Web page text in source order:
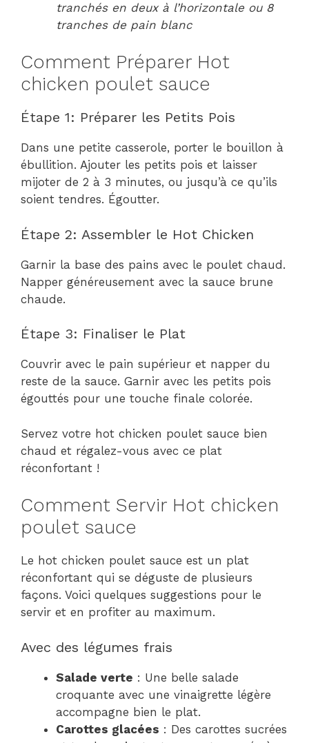
tranchés en deux à l’horizontale ou 8
tranches de pain blanc
Comment Préparer Hot
chicken poulet sauce
Étape 1: Préparer les Petits Pois
Dans une petite casserole, porter le bouillon à
ébullition. Ajouter les petits pois et laisser
mijoter de 2 à 3 minutes, ou jusqu’à ce qu’ils
soient tendres. Égoutter.
Étape 2: Assembler le Hot Chicken
Garnir la base des pains avec le poulet chaud.
Napper généreusement avec la sauce brune
chaude.
Étape 3: Finaliser le Plat
Couvrir avec le pain supérieur et napper du
reste de la sauce. Garnir avec les petits pois
égouttés pour une touche finale colorée.
Servez votre hot chicken poulet sauce bien
chaud et régalez-vous avec ce plat
réconfortant !
Comment Servir Hot chicken
poulet sauce
Le hot chicken poulet sauce est un plat
réconfortant qui se déguste de plusieurs
façons. Voici quelques suggestions pour le
servir et en profiter au maximum.
Avec des légumes frais
Salade verte : Une belle salade
croquante avec une vinaigrette légère
accompagne bien le plat.
Carottes glacées : Des carottes sucrées